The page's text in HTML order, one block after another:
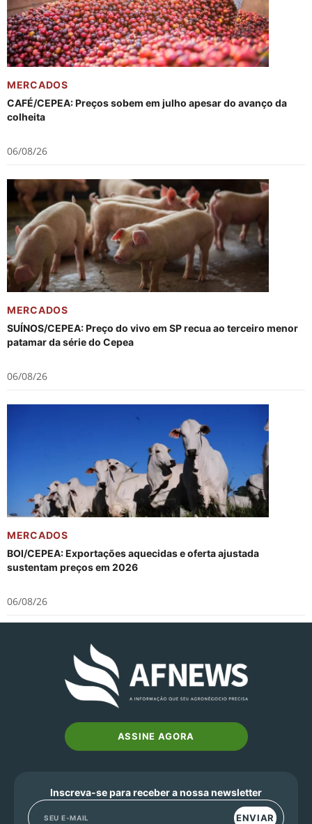
MERCADOS
CAFÉ/CEPEA: Preços sobem em julho apesar do avanço da
colheita
06/08/26
MERCADOS
SUÍNOS/CEPEA: Preço do vivo em SP recua ao terceiro menor
patamar da série do Cepea
06/08/26
MERCADOS
BOI/CEPEA: Exportações aquecidas e oferta ajustada
sustentam preços em 2026
06/08/26
ASSINE AGORA
Inscreva-se para receber a nossa newsletter
ENVIAR